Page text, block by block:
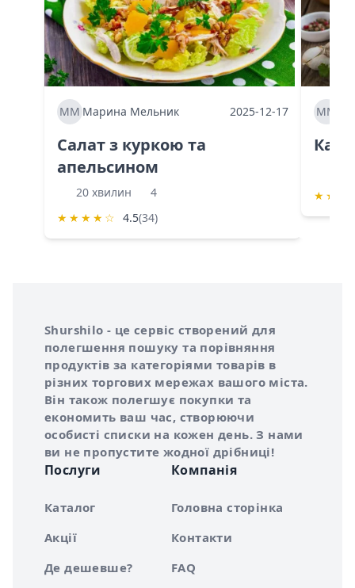
ММ Марина Мельник 2025-12-17
Салат з куркою та
апельсином
20 хвилин
4
★ ★ ★ ★ ☆ 4.5(34)
ММ
★ ★
Про сервіс Shurshilo
Shurshilo - це сервіс створений для
полегшення пошуку та порівняння
продуктів за категоріями товарів в
різних торгових мережах вашого міста.
Він також полегшує покупки та
економить ваш час, створюючи
особисті списки на кожен день. З нами
ви не пропустите жодної дрібниці!
Послуги
Каталог
Акції
Де дешевше?
Компанія
Головна сторінка
Контакти
FAQ